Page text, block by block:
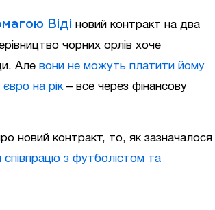
Віді новий контракт на два
чорних орлів хоче
Але вони не можуть платити йому
на рік– все через фінансову
новий контракт, то, як зазначалося
з футболістом та